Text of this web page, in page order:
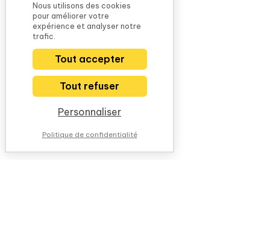
Nous utilisons des cookies
pour améliorer votre
expérience et analyser notre
trafic.
Tout accepter
Tout refuser
Personnaliser
Politique de confidentialité